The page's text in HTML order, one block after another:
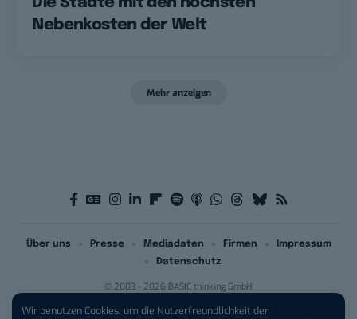
Wir benutzen Cookies, um die Nutzerfreundlichkeit der
Nebenkosten der Welt
Mehr anzeigen
© 2003 - 2026 BASIC thinking GmbH
Über uns Presse Mediadaten Firmen
Impressum
Datenschutz